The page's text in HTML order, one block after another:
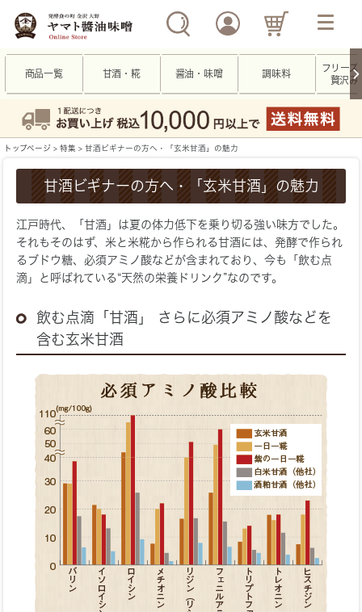
商品一覧 甘酒・糀 醤油・味噌 調味料
フリーズ
贅沢み
トップページ > 特集 > 甘酒ビギナーの方へ・「玄米甘酒」の魅力
甘酒ビギナーの方へ・「玄米甘酒」の魅力
江戸時代、「甘酒」は夏の体力低下を乗り切る強い味方でした。
それもそのはず、米と米糀から作られる甘酒には、発酵で作られ
るブドウ糖、必須アミノ酸などが含まれており、今も「飲む点
滴」と呼ばれている“天然の栄養ドリンク”なのです。
飲む点滴「甘酒」 さらに必須アミノ酸などを
含む玄米甘酒